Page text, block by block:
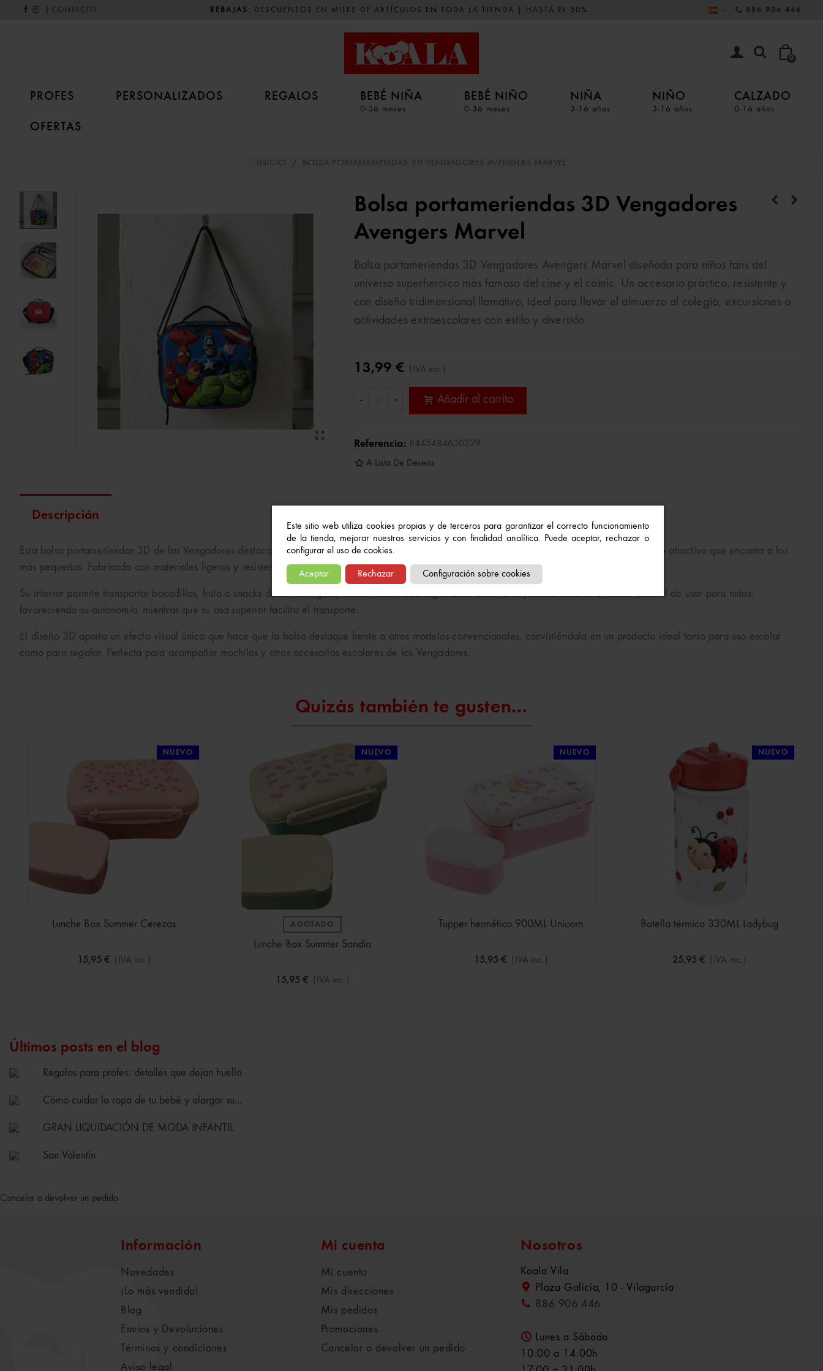
Este sitio web utiliza cookies propias y de terceros para garantizar el correcto funcionamiento
de la tienda, mejorar nuestros servicios y con finalidad analítica. Puede aceptar, rechazar o
configurar el uso de cookies.
Aceptar Rechazar Configuración sobre cookies
CONTACTO REBAJAS: DESCUENTOS EN MILES DE ARTÍCULOS EN TODA LA TIENDA | HASTA EL 50% 886 906 446
0
PROFES PERSONALIZADOS REGALOS BEBÉ NIÑA
0-36 meses
BEBÉ NIÑO
0-36 meses
NIÑA
3-16 años
NIÑO
3-16 años
CALZADO
0-16 años
OFERTAS
INICIO / BOLSA PORTAMERIENDAS 3D VENGADORES AVENGERS MARVEL
Bolsa portameriendas 3D Vengadores
Avengers Marvel
Bolsa portameriendas 3D Vengadores Avengers Marvel diseñada para niños fans del
universo superheroico más famoso del cine y el cómic. Un accesorio práctico, resistente y
con diseño tridimensional llamativo, ideal para llevar el almuerzo al colegio, excursiones o
actividades extraescolares con estilo y diversión.
13,99 € (IVA inc.)
- + Añadir al carrito
Referencia: 8445484630329
A Lista De Deseos
Descripción
Esta bolsa portameriendas 3D de los Vengadores destaca por su diseño en relieve con los icónicos superhéroes de Marvel, ofreciendo un acabado atractivo que encanta a los
más pequeños. Fabricada con materiales ligeros y resistentes, está pensada para el uso diario, garantizando comodidad y durabilidad.
Su interior permite transportar bocadillos, fruta o snacks de forma segura, manteniendo todo organizado durante la jornada escolar. El cierre es fácil de usar para niños,
favoreciendo su autonomía, mientras que su asa superior facilita el transporte.
El diseño 3D aporta un efecto visual único que hace que la bolsa destaque frente a otros modelos convencionales, convirtiéndola en un producto ideal tanto para uso escolar
como para regalar. Perfecta para acompañar mochilas y otros accesorios escolares de los Vengadores.
Quizás también te gusten...
NUEVO
Lunche Box Summer Cerezas
15,95 € (IVA inc.)
NUEVO
AGOTADO
Lunche Box Summer Sandía
15,95 € (IVA inc.)
NUEVO
Tupper hermético 900ML Unicorn
15,95 € (IVA inc.)
NUEVO
Botella térmica 330ML Ladybug
25,95 € (IVA inc.)
Últimos posts en el blog
Regalos para profes: detalles que dejan huella
Cómo cuidar la ropa de tu bebé y alargar su...
GRAN LIQUIDACIÓN DE MODA INFANTIL
San Valentín
Cancelar o devolver un pedido
Información
Novedades
¡Lo más vendido!
Blog
Envíos y Devoluciones
Términos y condiciones
Aviso legal
Mi cuenta
Mi cuenta
Mis direcciones
Mis pedidos
Promociones
Cancelar o devolver un pedido
Nosotros
Koala Vila
Plaza Galicia, 10 - Vilagarcía
886 906 446
Lunes a Sábado
10:00 a 14:00h